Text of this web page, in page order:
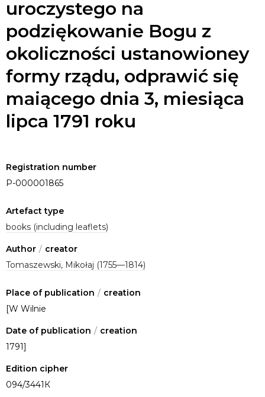
uroczystego na
podziękowanie Bogu z
okoliczności ustanowioney
formy rządu, odprawić się
maiącego dnia 3, miesiąca
lipca 1791 roku
Registration number
P-000001865
Artefact type
books (including leaflets)
Author / creator
Tomaszewski, Mikołaj (1755—1814)
Place of publication / creation
[W Wilnie
Date of publication / creation
1791]
Edition cipher
094/3441К